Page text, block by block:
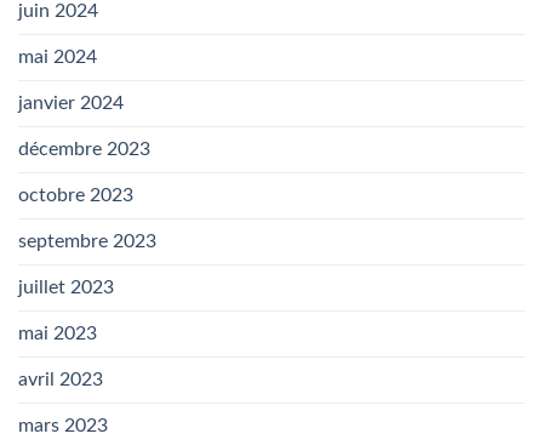
juin 2024
mai 2024
janvier 2024
décembre 2023
octobre 2023
septembre 2023
juillet 2023
mai 2023
avril 2023
mars 2023